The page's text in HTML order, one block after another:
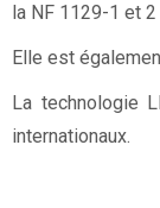
la NF 1129-1 et
Elle est
La technologie
internationaux.